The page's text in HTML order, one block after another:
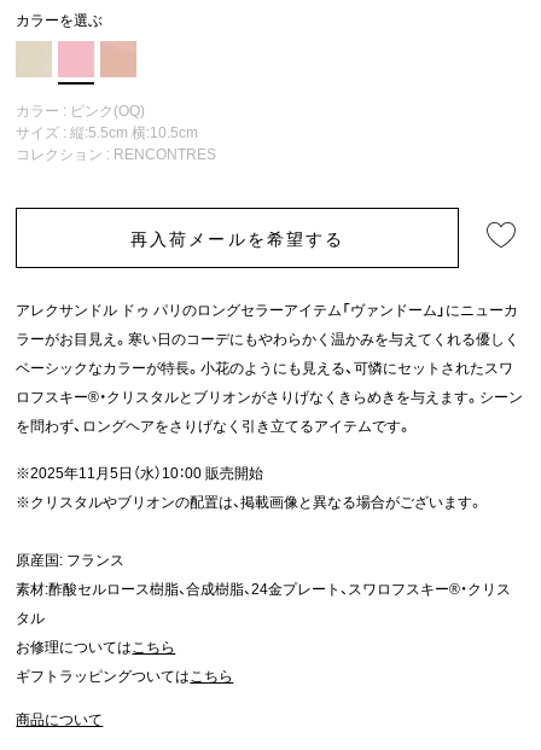
カラーを選ぶ
カラー : ピンク(OQ)
サイズ : 縦:5.5cm 横:10.5cm
コレクション : RENCONTRES
再入荷メールを希望する
アレクサンドル ドゥ パリのロングセラーアイテム「ヴァンドーム」にニューカ
ラーがお目見え。寒い日のコーデにもやわらかく温かみを与えてくれる優しく
ベーシックなカラーが特長。小花のようにも見える、可憐にセットされたスワ
ロフスキー®・クリスタルとブリオンがさりげなくきらめきを与えます。シーン
を問わず、ロングヘアをさりげなく引き立てるアイテムです。
※2025年11月5日（水）10：00 販売開始
※クリスタルやブリオンの配置は、掲載画像と異なる場合がございます。
原産国: フランス
素材:酢酸セルロース樹脂、合成樹脂、24金プレート、スワロフスキー®・クリス
タル
お修理についてはこちら
ギフトラッピングついてはこちら
商品について